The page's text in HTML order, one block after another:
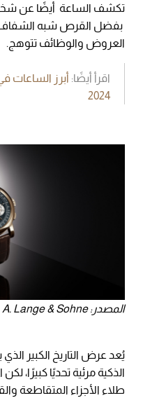
تكشف الساعة أيضًا عن
بفضل القرص شبه الشفاف
العروض والوظائف تتوهج.
اقرأ أيضًا:
2024
المصدر: A. Lange & Sohne
يُعد عرض التاريخ الكبير الذي
الذكية مرئية تحديًا كبيرًا،
طلاء الأجزاء المتقاطعة